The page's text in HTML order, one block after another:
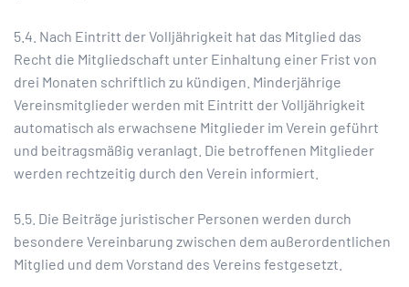
5.4. Nach Eintritt der Volljährigkeit hat das Mitglied das
Recht die Mitgliedschaft unter Einhaltung einer Frist von
drei Monaten schriftlich zu kündigen. Minderjährige
Vereinsmitglieder werden mit Eintritt der Volljährigkeit
automatisch als erwachsene Mitglieder im Verein geführt
und beitragsmäßig veranlagt. Die betroffenen Mitglieder
werden rechtzeitig durch den Verein informiert.
5.5. Die Beiträge juristischer Personen werden durch
besondere Vereinbarung zwischen dem außerordentlichen
Mitglied und dem Vorstand des Vereins festgesetzt.